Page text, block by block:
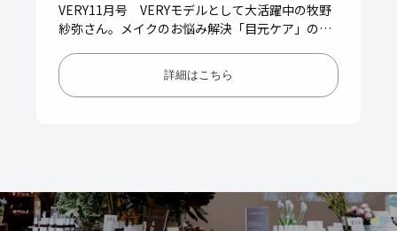
VERY11月号 VERYモデルとして大活躍中の牧野
紗弥さん。メイクのお悩み解決「目元ケア」の愛
ました（364P）…
詳細はこちら